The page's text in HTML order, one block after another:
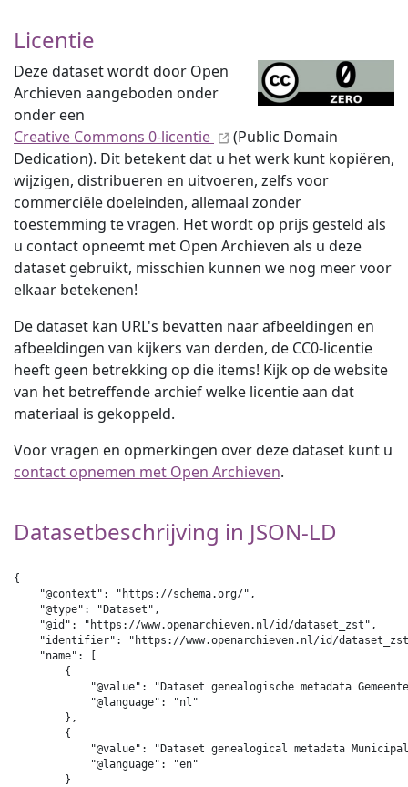
Licentie
Deze dataset wordt door Open
Archieven aangeboden onder
onder een
Creative Commons 0-licentie
(Public Domain
Dedication). Dit betekent dat u het werk kunt kopiëren,
wijzigen, distribueren en uitvoeren, zelfs voor
commerciële doeleinden, allemaal zonder
toestemming te vragen. Het wordt op prijs gesteld als
u contact opneemt met Open Archieven als u deze
dataset gebruikt, misschien kunnen we nog meer voor
elkaar betekenen!
De dataset kan URL's bevatten naar afbeeldingen en
afbeeldingen van kijkers van derden, de CC0-licentie
heeft geen betrekking op die items! Kijk op de website
van het betreffende archief welke licentie aan dat
materiaal is gekoppeld.
Voor vragen en opmerkingen over deze dataset kunt u
contact opnemen met Open Archieven.
Datasetbeschrijving in JSON-LD
{
    "@context": "https://schema.org/",
    "@type": "Dataset",
    "@id": "https://www.openarchieven.nl/id/dataset_zst",
"identifier": "https://www.openarchieven.nl/id/
    "name": [
        {
"@value": "Dataset genealogische metadata
            "@language": "nl"
        },
        {
"@value": "Dataset genealogical metadata
            "@language": "en"
        }